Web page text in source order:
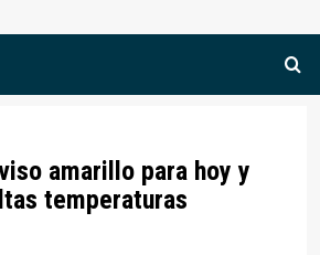
amarillo para hoy y
temperaturas